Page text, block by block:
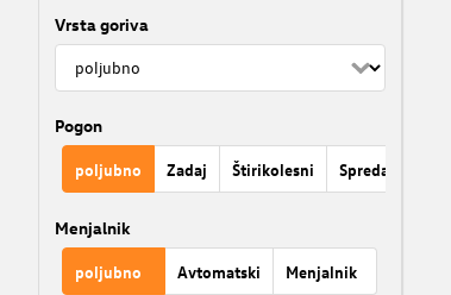
Vrsta goriva
Pogon
poljubno Zadaj Štirikolesni Spredaj
Menjalnik
poljubno Avtomatski Menjalnik